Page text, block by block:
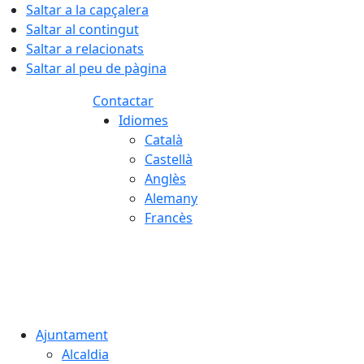
Saltar a la capçalera
Saltar al contingut
Saltar a relacionats
Saltar al peu de pàgina
Contactar
Idiomes
Català
Castellà
Anglès
Alemany
Francès
Ajuntament
Alcaldia